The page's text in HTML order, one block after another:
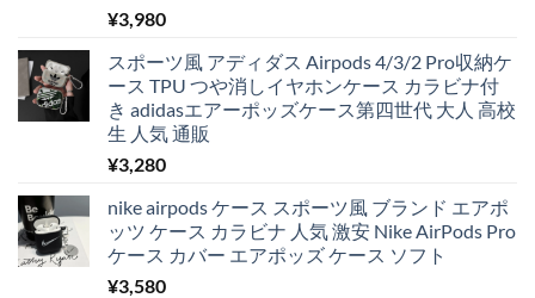
¥3,980
スポーツ風 アディダス Airpods 4/3/2 Pro収納ケ
ース TPU つや消しイヤホンケース カラビナ付
き adidasエアーポッズケース第四世代 大人 高校
生 人気 通販
¥3,280
nike airpods ケース スポーツ風 ブランド エアポ
ッツ ケース カラビナ 人気 激安 Nike AirPods Pro
ケース カバー エアポッズ ケース ソフト
¥3,580